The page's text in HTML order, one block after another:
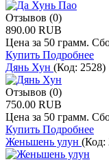
Отзывов (0)
890.00 RUB
Цена за 50 грамм.
Купить Подробнее
Дянь Хун (Код: 2528)
Отзывов (0)
750.00 RUB
Цена за 50 грамм.
Купить Подробнее
Женьшень улун (Код: